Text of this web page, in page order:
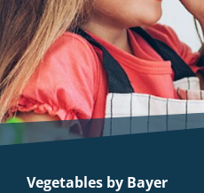
Vegetables by Bayer